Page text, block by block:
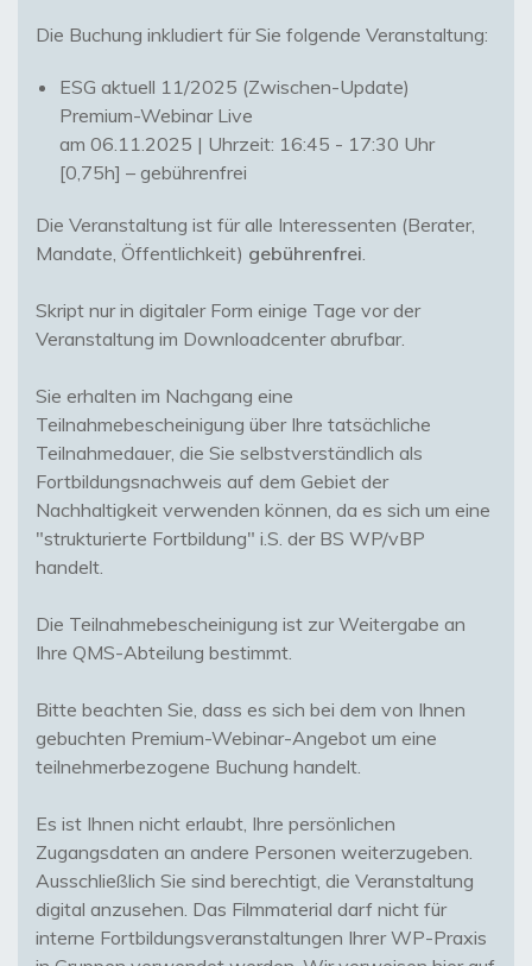
ESG aktuell 11/2025 (Zwischen-Update)
Premium-Webinar Live
am 06.11.2025 | Uhrzeit: 16:45 - 17:30 Uhr
[0,75h] – gebührenfrei
Die Veranstaltung ist für alle Interessenten (Berater,
Mandate, Öffentlichkeit) gebührenfrei.
Skript nur in digitaler Form einige Tage vor der
Veranstaltung im Downloadcenter abrufbar.
Sie erhalten im Nachgang eine
Teilnahmebescheinigung über Ihre tatsächliche
Teilnahmedauer, die Sie selbstverständlich als
Fortbildungsnachweis auf dem Gebiet der
Nachhaltigkeit verwenden können, da es sich um eine
"strukturierte Fortbildung" i.S. der BS WP/vBP
handelt.
Die Teilnahmebescheinigung ist zur Weitergabe an
Ihre QMS-Abteilung bestimmt.
Bitte beachten Sie, dass es sich bei dem von Ihnen
gebuchten Premium-Webinar-Angebot um eine
teilnehmerbezogene Buchung handelt.
Es ist Ihnen nicht erlaubt, Ihre persönlichen
Zugangsdaten an andere Personen weiterzugeben.
Ausschließlich Sie sind berechtigt, die Veranstaltung
digital anzusehen. Das Filmmaterial darf nicht für
interne Fortbildungsveranstaltungen Ihrer WP-Praxis